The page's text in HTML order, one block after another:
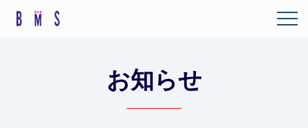
お知らせ